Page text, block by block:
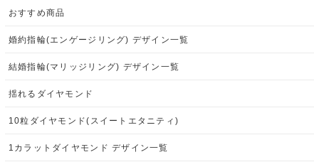
おすすめ商品
婚約指輪(エンゲージリング) デザイン一覧
結婚指輪(マリッジリング) デザイン一覧
揺れるダイヤモンド
10粒ダイヤモンド(スイートエタニティ)
1カラットダイヤモンド デザイン一覧